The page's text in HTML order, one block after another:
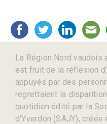
La Région Nord vaudois
est fruit de la réflexion
appuyés par des
regrettaient la
quotidien édité par la
d’Yverdon (SAJY), créée